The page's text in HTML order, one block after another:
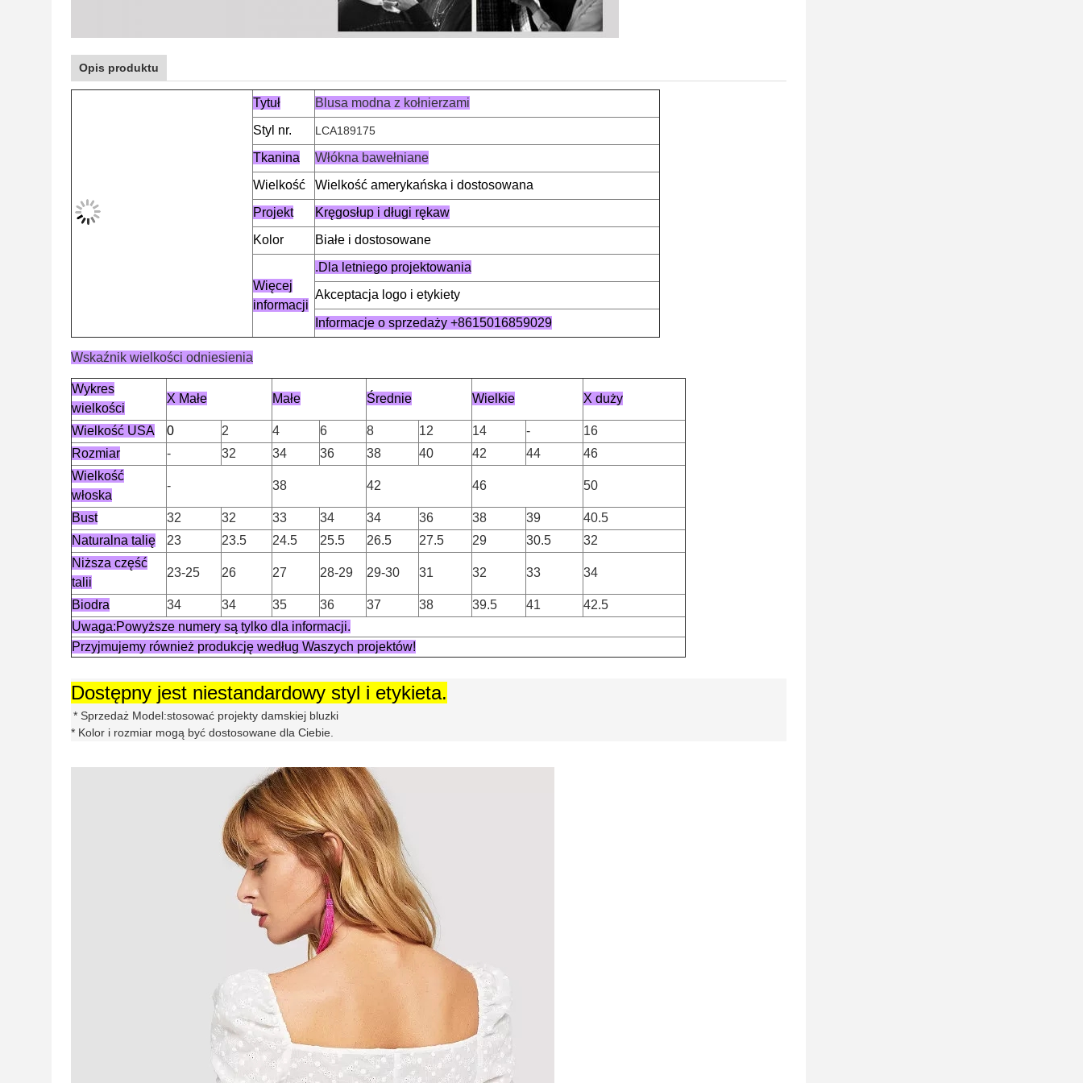
Opis produktu
Tytuł
Blusa modna z kołnierzami
Styl nr.
LCA189175
Tkanina
Włókna bawełniane
Wielkość
Wielkość amerykańska i dostosowana
Projekt
Kręgosłup i długi rękaw
Kolor
Białe i dostosowane
Więcej
informacji
.Dla letniego projektowania
Akceptacja logo i etykiety
Informacje o sprzedaży +8615016859029
Wskaźnik wielkości odniesienia
Wykres
wielkości
X Małe Małe Średnie Wielkie X duży
Wielkość USA 0 2 4 6 8 12 14 -
16
Rozmiar
- 32 34 36 38 40 42 44
46
Wielkość
włoska
- 38 42 46 50
Bust 32 32 33 34 34 36 38 39
40.5
Naturalna talię
23 23.5 24.5 25.5 26.5 27.5 29 30.5
32
Niższa część
talii
23-25 26 27 28-29 29-30 31 32 33 34
Biodra 34 34 35 36 37 38 39.5 41
42.5
Uwaga:Powyższe numery są tylko dla informacji.
Przyjmujemy również produkcję według Waszych projektów!
Dostępny jest niestandardowy styl i etykieta.
* Sprzedaż Model:stosować projekty damskiej bluzki
* Kolor i rozmiar mogą być dostosowane dla Ciebie.